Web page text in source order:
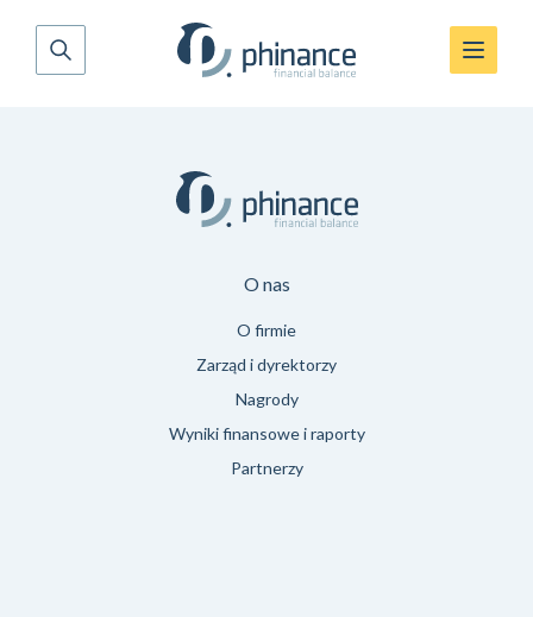
O nas
O firmie
Zarząd i dyrektorzy
Nagrody
Wyniki finansowe i raporty
Partnerzy